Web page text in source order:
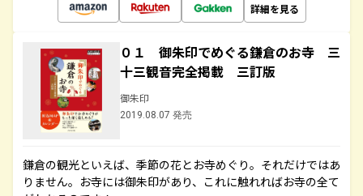
詳細を見る
０１ 御朱印でめぐる鎌倉のお寺 三
十三観音完全掲載 三訂版
御朱印
2019.08.07 発売
鎌倉の観光といえば、季節の花とお寺めぐり。それだけではあ
りません。お寺には御朱印があり、これに触れればお寺の全て